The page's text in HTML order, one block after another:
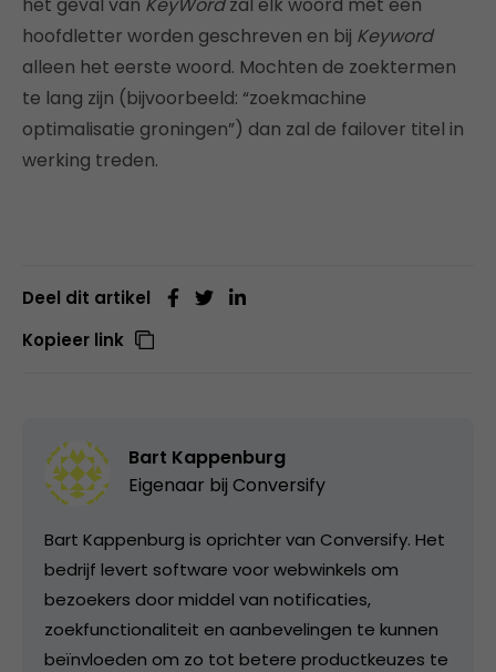
hoofdletter worden geschreven en bij Keyword
alleen het eerste woord. Mochten de zoektermen
te lang zijn (bijvoorbeeld: “zoekmachine
optimalisatie groningen”) dan zal de failover titel in
werking treden.
Deel dit artikel
Kopieer link
Bart Kappenburg
Eigenaar bij Conversify
Bart Kappenburg is oprichter van Conversify. Het
bedrijf levert software voor webwinkels om
bezoekers door middel van notificaties,
zoekfunctionaliteit en aanbevelingen te kunnen
beïnvloeden om zo tot betere productkeuzes te